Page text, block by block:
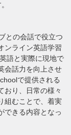
との会話で役立つ
ンライン英語学習
語と実際に現地で
会話力を向上させ
で提供される
おり、日常の様々
組むことで、着実
できる内容となっ